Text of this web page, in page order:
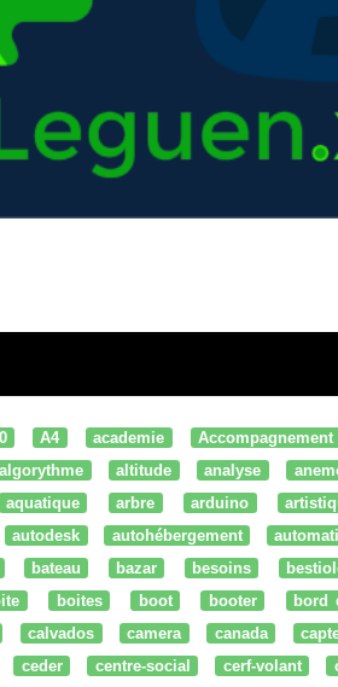
A4 academie Accompagnement
algorythme altitude analyse
aquatique arbre arduino
autodesk autohébergement
bateau bazar besoins
boites boot booter bord
calvados camera canada
ceder centre-social cerf-volant